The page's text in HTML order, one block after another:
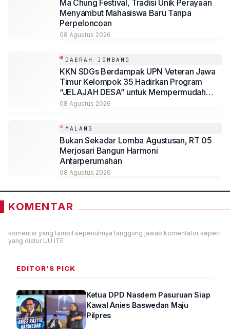
Ma Chung Festival, Tradisi Unik Perayaan
Menyambut Mahasiswa Baru Tanpa
Perpeloncoan
08 Agustus 2026
DAERAH JOMBANG
KKN SDGs Berdampak UPN Veteran Jawa
Timur Kelompok 35 Hadirkan Program
“JELAJAH DESA” untuk Mempermudah
Akses Informasi Desa Sambirejo
08 Agustus 2026
MALANG
Bukan Sekadar Lomba Agustusan, RT 05
Merjosari Bangun Harmoni
Antarperumahan
08 Agustus 2026
KOMENTAR
komentar yang tampil sepenuhnya tanggung jawab komentator seperti
yang diatur UU ITE
EDITOR'S PICK
Ketua DPD Nasdem Pasuruan Siap
Kawal Anies Baswedan Maju
Pilpres